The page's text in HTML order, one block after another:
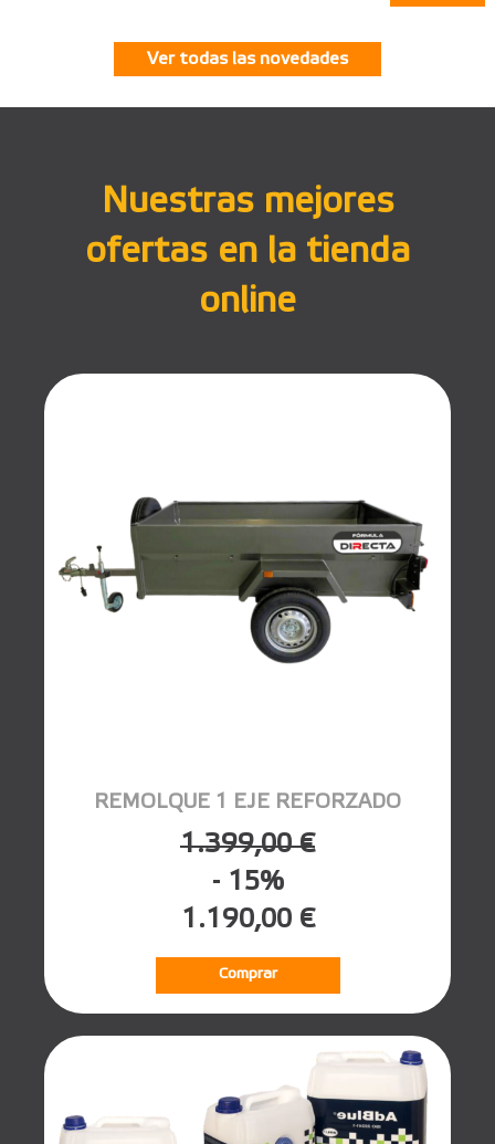
Ver todas las novedades
Nuestras mejores
ofertas en la tienda
online
REMOLQUE 1 EJE REFORZADO
1.399,00 €
- 15%
1.190,00 €
Comprar